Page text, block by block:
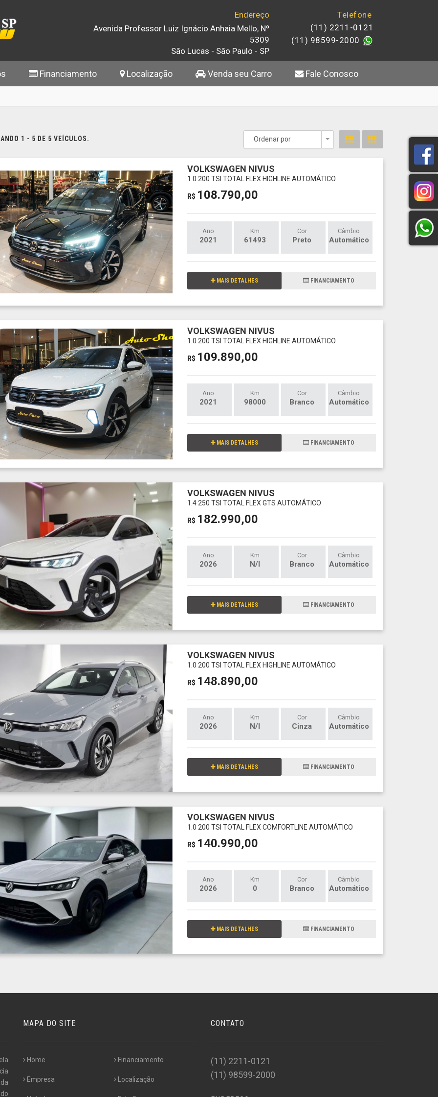
Telefone
(11) 2211-0121
(11) 98599-2000
Endereço
Avenida Professor Luiz Ignácio Anhaia Mello, Nº
5309
São Lucas - São Paulo - SP
Financiamento Localização Venda seu Carro Fale Conosco
1 - 5 DE 5 VEÍCULOS. Ordenar por
Toggle Dropdown
VOLKSWAGEN NIVUS
1.0 200 TSI TOTAL FLEX HIGHLINE AUTOMÁTICO
R$ 108.790,00
Ano
2021
Km
61493
Cor
Preto
Câmbio
Automático
MAIS DETALHES FINANCIAMENTO
VOLKSWAGEN NIVUS
1.0 200 TSI TOTAL FLEX HIGHLINE AUTOMÁTICO
R$ 109.890,00
Ano
2021
Km
98000
Cor
Branco
Câmbio
Automático
MAIS DETALHES FINANCIAMENTO
VOLKSWAGEN NIVUS
1.4 250 TSI TOTAL FLEX GTS AUTOMÁTICO
R$ 182.990,00
Ano
2026
Km
N/I
Cor
Branco
Câmbio
Automático
MAIS DETALHES FINANCIAMENTO
VOLKSWAGEN NIVUS
1.0 200 TSI TOTAL FLEX HIGHLINE AUTOMÁTICO
R$ 148.890,00
Ano
2026
Km
N/I
Cor
Cinza
Câmbio
Automático
MAIS DETALHES FINANCIAMENTO
VOLKSWAGEN NIVUS
1.0 200 TSI TOTAL FLEX COMFORTLINE AUTOMÁTICO
R$ 140.990,00
Ano
2026
Km
0
Cor
Branco
Câmbio
Automático
MAIS DETALHES FINANCIAMENTO
MAPA DO SITE
Home
Empresa
Financiamento
Localização
CONTATO
(11) 2211-0121
(11) 98599-2000